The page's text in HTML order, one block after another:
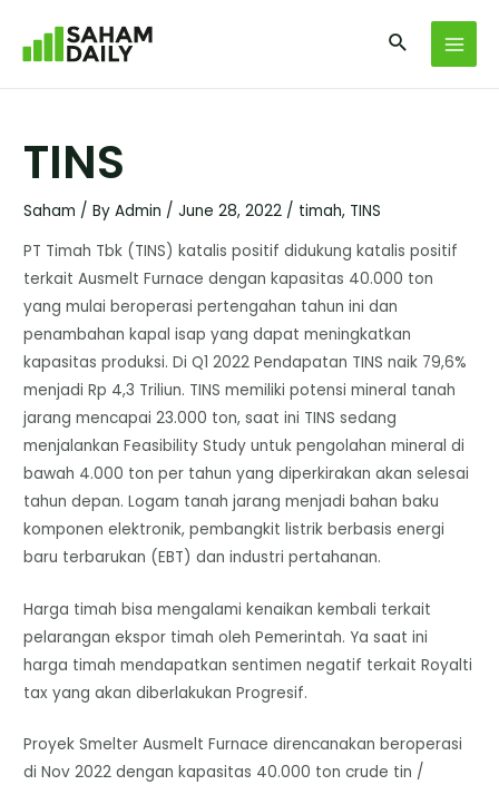
TINS
Saham / ByAdmin /June 28, 2022 / timah, TINS
PT Timah Tbk (TINS) katalis positif didukung katalis positif
terkait Ausmelt Furnace dengan kapasitas 40.000 ton
yang mulai beroperasi pertengahan tahun ini dan
penambahan kapal isap yang dapat meningkatkan
kapasitas produksi. Di Q1 2022 Pendapatan TINS naik 79,6%
menjadi Rp 4,3 Triliun. TINS memiliki potensi mineral tanah
jarang mencapai 23.000 ton, saat ini TINS sedang
menjalankan Feasibility Study untuk pengolahan mineral di
bawah 4.000 ton per tahun yang diperkirakan akan selesai
tahun depan. Logam tanah jarang menjadi bahan baku
komponen elektronik, pembangkit listrik berbasis energi
baru terbarukan (EBT) dan industri pertahanan.
Harga timah bisa mengalami kenaikan kembali terkait
pelarangan ekspor timah oleh Pemerintah. Ya saat ini
harga timah mendapatkan sentimen negatif terkait Royalti
tax yang akan diberlakukan Progresif.
Proyek Smelter Ausmelt Furnace direncanakan beroperasi
di Nov 2022 dengan kapasitas 40.000 ton crude tin /